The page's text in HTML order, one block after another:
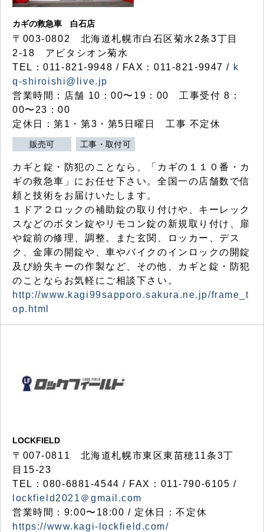
カギの救急車 白石店
〒003-0802 北海道札幌市白石区菊水2条3丁目
2-18 アビタシオン菊水
TEL：011-821-9948 / FAX：011-821-9947 / k
q-shiroishi@live.jp
営業時間：店舗 10：00〜19：00 工事受付 8：
00〜23：00
定休日：第1・第3・第5日曜日 工事 不定休
販売可 工事・取付可
カギと錠・防犯のことなら、「カギの１１０番・カ
ギの救急車」にお任せ下さい。全国一の店舗数で信
頼と技術をお届けいたします。
１ドア２ロックの補助錠の取り付けや、キーレック
スなどのボタン錠やリモコン錠の新規取り付け、扉
や錠前の修理、調整。また玄関、ロッカー、デス
ク、金庫の開錠や、車やバイクのインロックの開錠
及び紛失キーの作製など、その他、カギと錠・防犯
のことならお気軽にご相談下さい。
http://www.kagi99sapporo.sakura.ne.jp/frame_t
op.html
LOCKFIELD
〒007-0811 北海道札幌市東区東苗穂11条3丁
目15-23
TEL：080-6881-4544 / FAX：011-790-6105 /
lockfield2021＠gmail.com
営業時間：9:00〜18:00 / 定休日：不定休
https://www.kagi-lockfield.com/